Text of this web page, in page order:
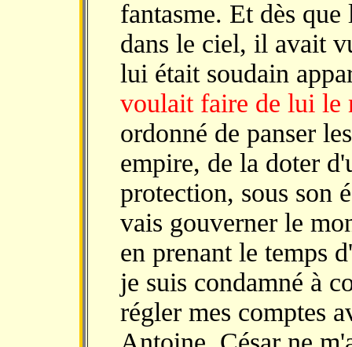
fantasme. Et dès
dans le ciel, il avait
lui était soudain
voulait faire de lui le
ordonné de panser
empire, de la doter
protection, sous son
vais gouverner le
en prenant le temps
je suis condamné à
régler mes comptes